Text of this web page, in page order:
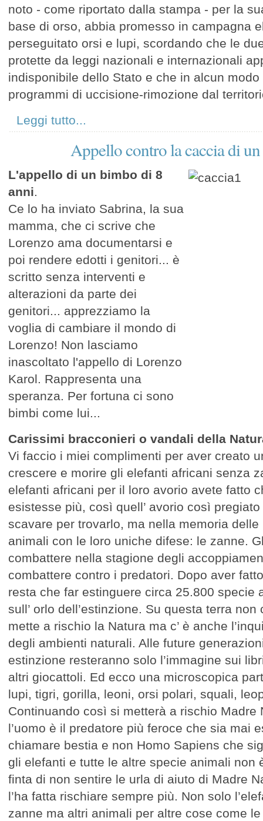
noto - come riportato dalla stampa - per la
base di orso, abbia promesso in campagna
perseguitato orsi e lupi, scordando che le
protette da leggi nazionali e internazionali
indisponibile dello Stato e che in alcun
programmi di uccisione-rimozione dal
Leggi tutto...
Appello contro la caccia di
L'appello di un bimbo di 8
anni.
Ce lo ha inviato Sabrina, la sua
mamma, che ci scrive che
Lorenzo ama documentarsi e
poi rendere edotti i genitori... è
scritto senza interventi e
alterazioni da parte dei
genitori... apprezziamo la
voglia di cambiare il mondo di
Lorenzo! Non lasciamo
inascoltato l'appello di Lorenzo
Karol. Rappresenta una
speranza. Per fortuna ci sono
bimbi come lui...
Carissimi bracconieri o vandali della
Vi faccio i miei complimenti per aver creato
crescere e morire gli elefanti africani senza
elefanti africani per il loro avorio avete fatto
esistesse più, così quell’ avorio così
scavare per trovarlo, ma nella memoria
animali con le loro uniche difese: le zanne.
combattere nella stagione degli
combattere contro i predatori. Dopo aver
resta che far estinguere circa 25.800 specie
sull’ orlo dell’estinzione. Su questa terra
mette a rischio la Natura ma c’ è anche
degli ambienti naturali. Alle future
estinzione resteranno solo l’immagine sui
altri giocattoli. Ed ecco una microscopica
lupi, tigri, gorilla, leoni, orsi polari, squali,
Continuando così si metterà a rischio Madre
l’uomo è il predatore più feroce che sia mai
chiamare bestia e non Homo Sapiens che
gli elefanti e tutte le altre specie animali non
finta di non sentire le urla di aiuto di Madre
l’ha fatta rischiare sempre più. Non solo
zanne ma altri animali per altre cose come